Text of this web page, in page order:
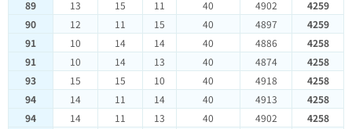
89
13 15 11 40 4902
4259
90
12 11 15 40 4897
4259
91
10 14 14 40 4886
4258
91
10 14 13 40 4874
4258
93
15 15 10 40 4918
4258
94
14 11 14 40 4913
4258
94
14 11 13 40 4902
4258